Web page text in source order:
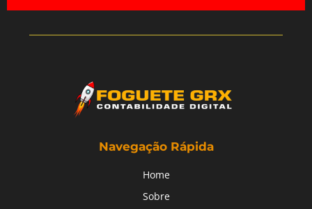
Navegação Rápida
Home
Sobre